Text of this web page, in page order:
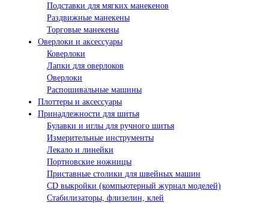
Подставки для мягких манекенов
Раздвижные манекены
Торговые манекены
Оверлоки и аксессуары
Коверлоки
Лапки для оверлоков
Оверлоки
Распошивальные машины
Плоттеры и аксессуары
Принадлежности для шитья
Булавки и иглы для ручного шитья
Измерительные инструменты
Лекало и линейки
Портновские ножницы
Приставные столики для швейных машин
СD выкройки (компьютерный журнал моделей)
Стабилизаторы, флизелин, клей